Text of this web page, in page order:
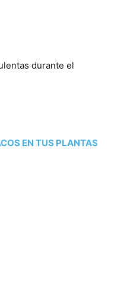
durante el
EN TUS PLANTAS